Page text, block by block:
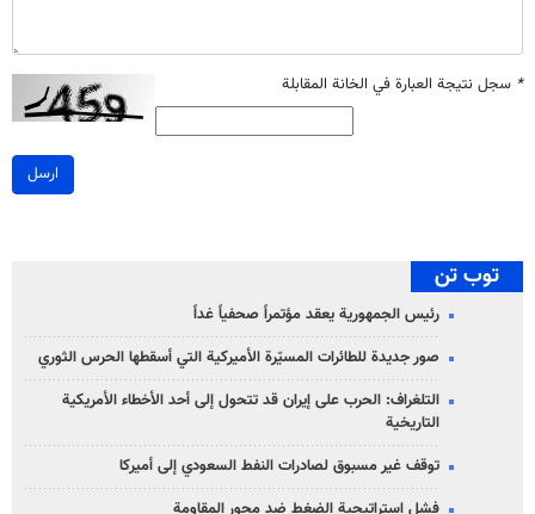
* سجل نتيجة العبارة في الخانة المقابلة
ارسل
توب تن
رئيس الجمهورية يعقد مؤتمراً صحفياً غداً
صور جديدة للطائرات المسيّرة الأميركية التي أسقطها الحرس الثوري
التلغراف: الحرب على إيران قد تتحول إلى أحد الأخطاء الأمريكية
التاريخية
توقف غير مسبوق لصادرات النفط السعودي إلى أميركا